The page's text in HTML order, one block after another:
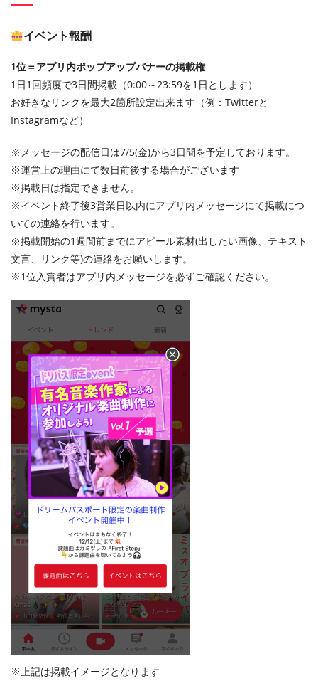
イベント報酬
1位＝アプリ内ポップアップバナーの掲載権
1日1回頻度で3日間掲載（0:00～23:59を1日とします）
お好きなリンクを最大2箇所設定出来ます（例：Twitterと
Instagramなど）
※メッセージの配信日は7/5(金)から3日間を予定しております。
※運営上の理由にて数日前後する場合がございます
※掲載日は指定できません。
※イベント終了後3営業日以内にアプリ内メッセージにて掲載につ
いての連絡を行います。
※掲載開始の1週間前までにアピール素材(出したい画像、テキスト
文言、リンク等)の連絡をお願いします。
※1位入賞者はアプリ内メッセージを必ずご確認ください。
※上記は掲載イメージとなります